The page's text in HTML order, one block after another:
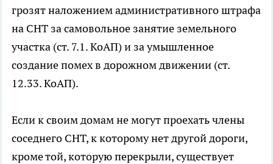
грозят наложением административного штрафа
на СНТ за самовольное занятие земельного
участка (ст. 7.1. КоАП) и за умышленное
создание помех в дорожном движении (ст.
12.33. КоАП).
Если к своим домам не могут проехать члены
соседнего СНТ, к которому нет другой дороги,
кроме той, которую перекрыли, существует